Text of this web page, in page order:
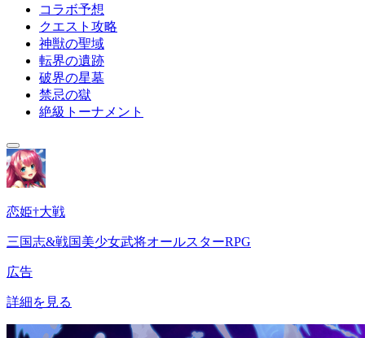
コラボ予想
クエスト攻略
神獣の聖域
転界の遺跡
破界の星墓
禁忌の獄
絶級トーナメント
恋姫†大戦
三国志&戦国美少女武将オールスターRPG
広告
詳細を見る